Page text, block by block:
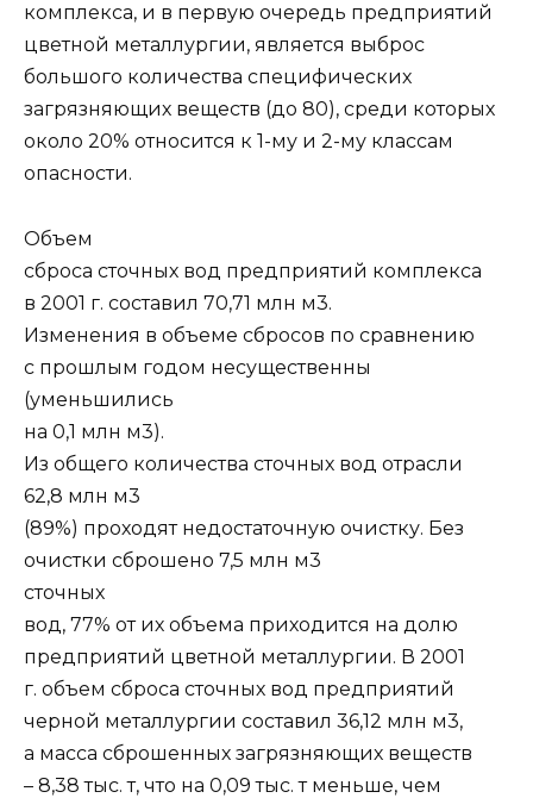
комплекса, и в первую очередь предприятий
цветной металлургии, является выброс
большого количества специфических
загрязняющих веществ (до 80), среди которых
около 20% относится к 1-му и 2-му классам
опасности.
Объем
сброса сточных вод предприятий комплекса
в 2001 г. составил 70,71 млн м3.
Изменения в объеме сбросов по сравнению
с прошлым годом несущественны
(уменьшились
на 0,1 млн м3).
Из общего количества сточных вод отрасли
62,8 млн м3
(89%) проходят недостаточную очистку. Без
очистки сброшено 7,5 млн м3
сточных
вод, 77% от их объема приходится на долю
предприятий цветной металлургии. В 2001
г. объем сброса сточных вод предприятий
черной металлургии составил 36,12 млн м3,
а масса сброшенных загрязняющих веществ
– 8,38 тыс. т, что на 0,09 тыс. т меньше, чем